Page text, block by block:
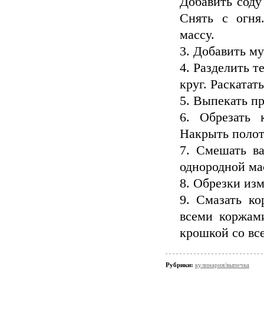
Снять с
массу.
3. Добавить
4. Разделить
круг.
5. Выпекать
6. Обрезать
Накрыть
7. Смешать
однородной
8. Обрезки
9. Смазать
всеми
крошкой со
Рубрики: кулинария/выпечка